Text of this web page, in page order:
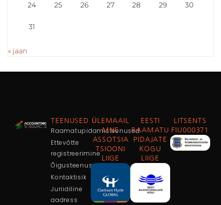
24 25 26 27 28 29 30
31
« jaan
TEENUSED
Raamatupidamisteenused
Ettevõtte
registreerimine
Õigusteenused
Kontaktisik
Juriidiline
aadress
ÜLEMAAIL
MNE
ASSOTSIA
TSIOONI
LIIGE
EESTI
RAAMATU
PIDAJATE
KOGU
LIIGE
LITSENTS
FIU000371